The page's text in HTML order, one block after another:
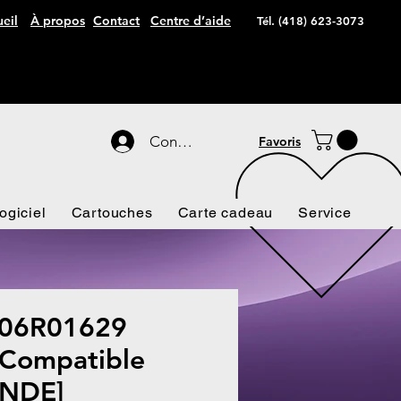
À propos Contact Centre d’aide Tél. (418) 623-3073
Connexion Favoris
Cartouches Carte cadeau Service